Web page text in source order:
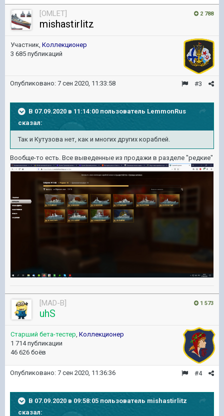
2 788
[OMLET]
mishastirlitz
Участник, Коллекционер
3 685 публикаций
#3
Опубликовано: 7 сен 2020, 11:33:58
В 07.09.2020 в 11:14:00 пользователь LemmonRus
сказал:
Так и Кутузова нет, как и многих других кораблей.
Вообще-то есть. Все выведенные из продажи в разделе "редкие"
1 573
[MAD-B]
uhS
Старший бета-тестер, Коллекционер
1 714 публикации
46 626 боёв
#4
Опубликовано: 7 сен 2020, 11:36:36
В 07.09.2020 в 09:58:05 пользователь mishastirlitz
сказал: